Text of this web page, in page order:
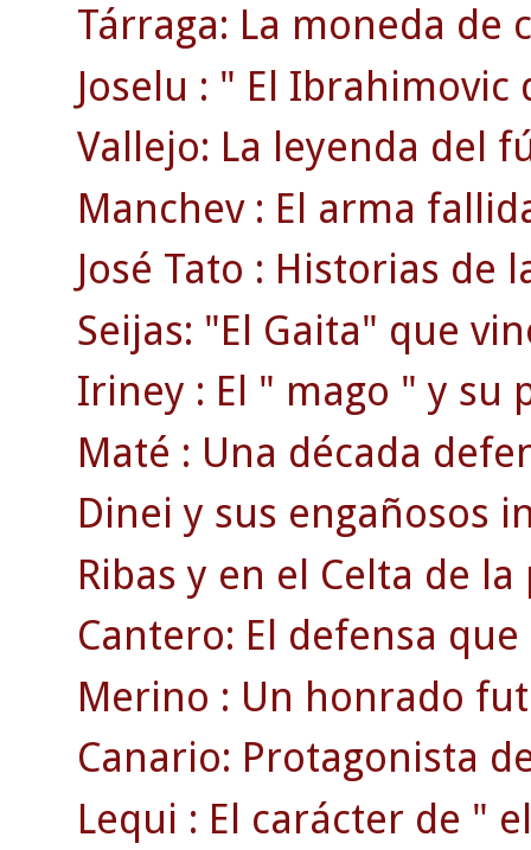
Tárraga: La moneda de
Joselu : " El Ibrahimovic
Vallejo: La leyenda del
Manchev : El arma
José Tato : Historias de
Seijas: "El Gaita" que
Iriney : El " mago " y su
Maté : Una década
Dinei y sus engañosos
Ribas y en el Celta de
Cantero: El defensa
Merino : Un honrado
Canario: Protagonista
Lequi : El carácter de "